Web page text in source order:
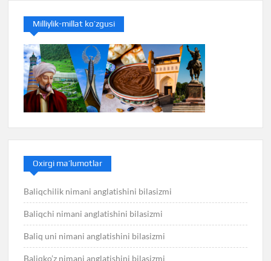
Milliylik-millat ko’zgusi
Oxirgi ma’lumotlar
Baliqchilik nimani anglatishini bilasizmi
Baliqchi nimani anglatishini bilasizmi
Baliq uni nimani anglatishini bilasizmi
Baliqko’z nimani anglatishini bilasizmi